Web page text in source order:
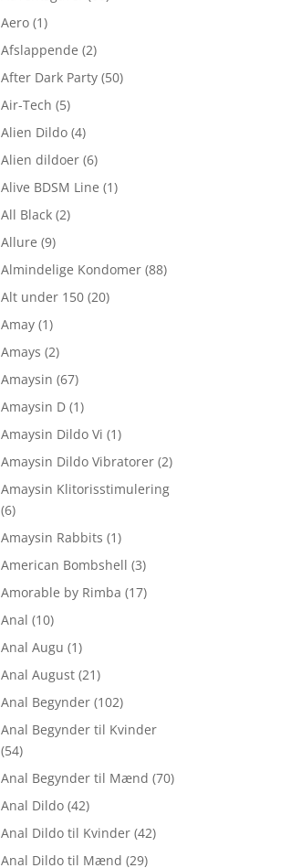
Aero (1)
Afslappende (2)
After Dark Party (50)
Air-Tech (5)
Alien Dildo (4)
Alien dildoer (6)
Alive BDSM Line (1)
All Black (2)
Allure (9)
Almindelige Kondomer (88)
Alt under 150 (20)
Amay (1)
Amays (2)
Amaysin (67)
Amaysin D (1)
Amaysin Dildo Vi (1)
Amaysin Dildo Vibratorer (2)
Amaysin Klitorisstimulering
(6)
Amaysin Rabbits (1)
American Bombshell (3)
Amorable by Rimba (17)
Anal (10)
Anal Augu (1)
Anal August (21)
Anal Begynder (102)
Anal Begynder til Kvinder
(54)
Anal Begynder til Mænd (70)
Anal Dildo (42)
Anal Dildo til Kvinder (42)
Anal Dildo til Mænd (29)